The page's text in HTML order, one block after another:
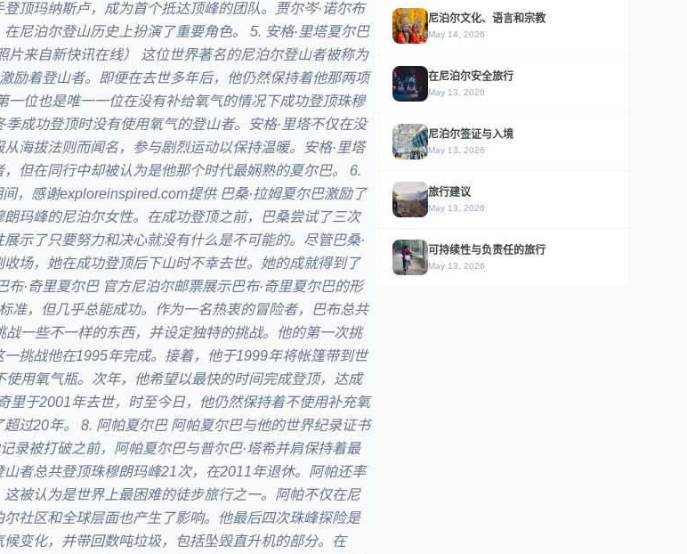
顶玛纳斯卢，成为首个抵达顶峰的团队。贾尔岑·诺尔布
尼泊尔登山历史上扮演了重要角色。 5. 安格·里塔夏尔巴
片来自新快讯在线） 这位世界著名的尼泊尔登山者被称为
励着登山者。即便在去世多年后，他仍然保持着他那两项
一位也是唯一一位在没有补给氧气的情况下成功登顶珠穆
成功登顶时没有使用氧气的登山者。安格·里塔不仅在没
海拔法则而闻名，参与剧烈运动以保持温暖。安格·里塔
但在同行中却被认为是他那个时代最娴熟的夏尔巴。 6.
，感谢exploreinspired.com提供 巴桑·拉姆夏尔巴激励了
玛峰的尼泊尔女性。在成功登顶之前，巴桑尝试了三次
示了只要努力和决心就没有什么是不可能的。尽管巴桑·
场，她在成功登顶后下山时不幸去世。她的成就得到了
·奇里夏尔巴 官方尼泊尔邮票展示巴布·奇里夏尔巴的形
准，但几乎总能成功。作为一名热衷的冒险者，巴布总共
一些不一样的东西，并设定独特的挑战。他的第一次挑
挑战他在1995年完成。接着，他于1999年将帐篷带到世
用氧气瓶。次年，他希望以最快的时间完成登顶，达成
里于2001年去世，时至今日，他仍然保持着不使用补充氧
过20年。 8. 阿帕夏尔巴 阿帕夏尔巴与他的世界纪录证书
录被打破之前，阿帕夏尔巴与普尔巴·塔希并肩保持着最
者总共登顶珠穆朗玛峰21次，在2011年退休。阿帕还率
被认为是世界上最困难的徒步旅行之一。阿帕不仅在尼
社区和全球层面也产生了影响。他最后四次珠峰探险是
变化，并带回数吨垃圾，包括坠毁直升机的部分。在
尼泊尔文化、语言和宗教
May 14, 2026
在尼泊尔安全旅行
May 13, 2026
尼泊尔签证与入境
May 13, 2026
旅行建议
May 13, 2026
可持续性与负责任的旅行
May 13, 2026